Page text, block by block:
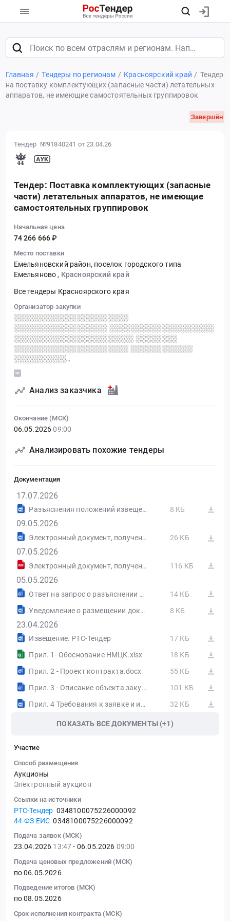
Главная Тендеры по регионам Красноярский край
Тендер
на поставку комплектующих (запасные части) летательных
аппаратов, не имеющие самостоятельных группировок
Завершён
Тендер №91840241 от 23.04.26
Тендер: Поставка комплектующих (запасные
части) летательных аппаратов, не имеющие
самостоятельных группировок
Начальная цена
74 266 666 ₽
Место поставки
Емельяновский район, поселок городского типа
Емельяново , Красноярский край
Все тендеры Красноярского края
Организатор закупки
░░░░░░░░░░░░░░░░░░░░░░
░░░░░░░░░░░░░░░░░░ ░░░░░░░░░░░░░░░░░░░░
░░░░░░░░░░░░░░░░░░░░░░░ ░░░░░░░░
░░░░░░░░░░░░░░░░░░░░░░ ░░░░░░░░░░░░
░░░░░░░░░░
░░░░░░░░░░░░░░░░░░░░░░░░░░░░░░
Анализ заказчика
Окончание (МСК)
06.05.2026 09:00
Анализировать похожие тендеры
Документация
17.07.2026
Разъяснения положений извещения об осуществлении закупки от 04.05.2026 №РИ1 Основание: Запрос на разъяснение положений конкурсной документации 8 КБ
09.05.2026
Электронный документ, полученный из внешней системы 26 КБ
07.05.2026
Электронный документ, полученный из внешней системы 116 КБ
05.05.2026
Ответ на запрос о разъяснении 101043180
14 КБ
Уведомление о размещении документа "Разъяснения положений извещения об осуществлении закупки"
8 КБ
23.04.2026
Извещение. РТС-Тендер
17 КБ
Прил. 1- Обоснование НМЦК.xlsx
18 КБ
Прил. 2 - Проект контракта.docx
55 КБ
Прил. 3 - Описание объекта закупки.doc
101 КБ
Прил. 4 Требования к заявке и инструкция.docx
32 КБ
ПОКАЗАТЬ ВСЕ ДОКУМЕНТЫ (+1)
Участие
Способ размещения
Аукционы
Электронный аукцион
Ссылки на источники
РТС-Тендер 0348100075226000092
44-ФЗ ЕИС 0348100075226000092
Подача заявок (МСК)
23.04.2026 13:47- 06.05.2026 09:00
Подача ценовых предложений (МСК)
по 06.05.2026
Подведение итогов (МСК)
по 08.05.2026
Срок исполнения контракта (МСК)